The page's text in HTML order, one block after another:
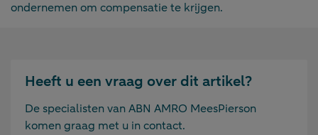
ondernemen om compensatie te krijgen.
Heeft u een vraag over dit artikel?
De specialisten van ABN AMRO MeesPierson
komen graag met u in contact.